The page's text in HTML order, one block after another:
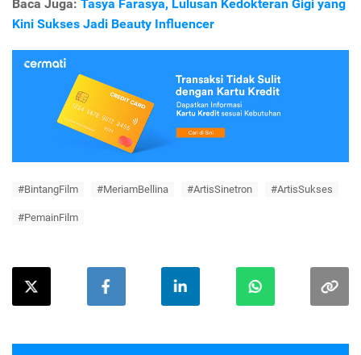
Baca Juga: Tasya Farasya, Lulusan Kedokteran Gigi yang
Kini Sukses Jadi Beauty Influencer
#BintangFilm #MeriamBellina #ArtisSinetron #ArtisSukses
#PemainFilm